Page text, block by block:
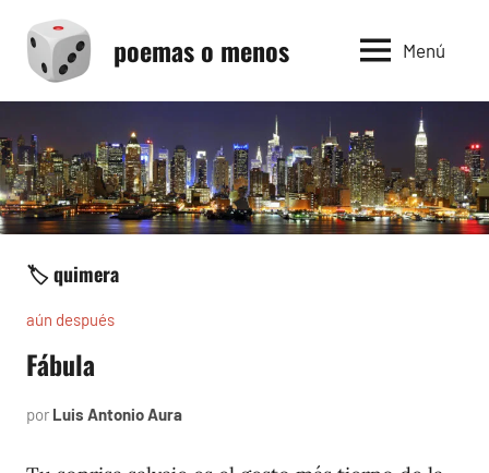
contenido
poemas o menos Menú
🏷️ quimera
aún después
Fábula
por Luis Antonio Aura